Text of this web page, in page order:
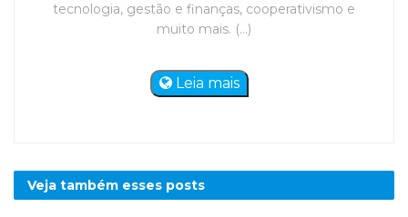
tecnologia, gestão e finanças, cooperativismo e
muito mais. (...)
Leia mais
Veja também esses posts